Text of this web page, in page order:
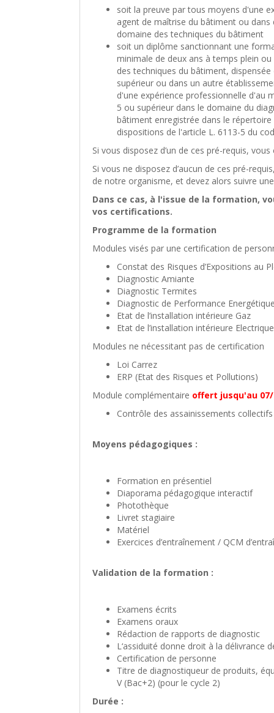
soit la preuve par tous moyens d'une
agent de maîtrise du bâtiment ou
domaine des techniques du bâtiment
soit un diplôme sanctionnant une
minimale de deux ans à temps plein
des techniques du bâtiment,
supérieur ou dans un autre
d'une expérience professionnelle d'au
5 ou supérieur dans le domaine du
bâtiment enregistrée dans le
dispositions de l'article L. 6113-5 du
Si vous disposez d’un de ces pré-requis,
Si vous ne disposez d’aucun de ces pré-
de notre organisme, et devez alors suivre
Dans ce cas, à l'issue de la formation,
vos certifications.
Programme de la formation
Modules visés par une certification de
Constat des Risques d’Expositions au
Diagnostic Amiante
Diagnostic Termites
Diagnostic de Performance
Etat de l’installation intérieure Gaz
Etat de l’installation intérieure Electrique
Modules ne nécessitant pas de certification
Loi Carrez
ERP (Etat des Risques et Pollutions)
Module complémentaire offert jusqu'au 07/
Contrôle des assainissements
Moyens pédagogiques :
Formation en présentiel
Diaporama pédagogique interactif
Photothèque
Livret stagiaire
Matériel
Exercices d’entraînement / QCM
Validation de la formation :
Examens écrits
Examens oraux
Rédaction de rapports de diagnostic
L‘assiduité donne droit à la délivrance
Certification de personne
Titre de diagnostiqueur de produits,
V (Bac+2) (pour le cycle 2)
Durée :